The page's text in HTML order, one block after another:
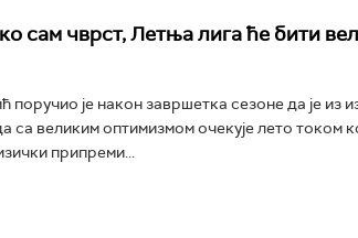
сам чврст, Летња лига ће бити
је након завршетка сезоне да је из
са великим оптимизмом очекује лето током
припреми...